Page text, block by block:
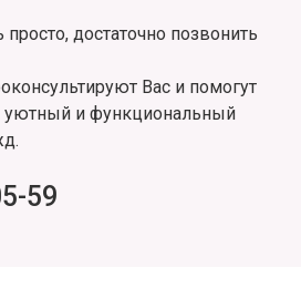
достаточно позвонить
Вас и помогут
уютный и функциональный
59